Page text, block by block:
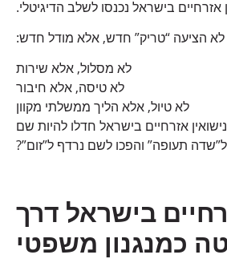
בישראל נכנסו לשלב הדיגיטלי.
הציעה “טריק” חדש, אלא מודל חדש:
לא מסלול, אלא שירות
לא טיסה, אלא חיבור
לא טיול, אלא הליך ממשלתי מקוון
אזרחיים בישראל חדלו להיות שם
תעופה” והפכו לשם נרדף ל”זום”?
בישראל דרך
כמנגנון משפטי